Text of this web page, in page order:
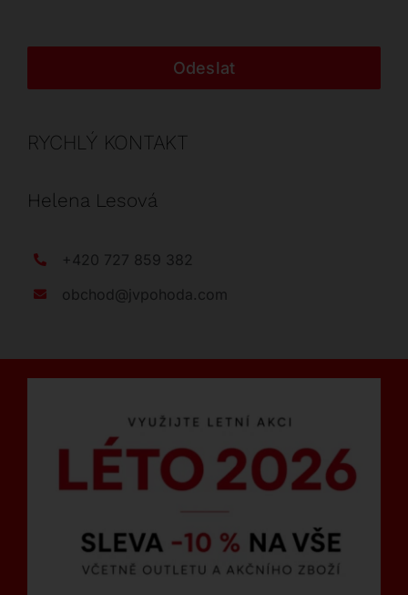
Odeslat
RYCHLÝ KONTAKT
Helena Lesová
+420 727 859 382
obchod@jvpohoda.com